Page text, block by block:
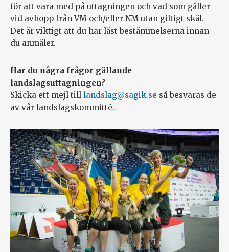
för att vara med på uttagningen och vad som gäller
vid avhopp från VM och/eller NM utan giltigt skäl.
Det är viktigt att du har läst bestämmelserna innan
du anmäler.
Har du några frågor gällande
landslagsuttagningen?
Skicka ett mejl till landslag@sagik.se så besvaras de
av vår landslagskommitté.